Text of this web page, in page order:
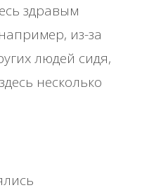
здравым
из-за
людей сидя,
несколько